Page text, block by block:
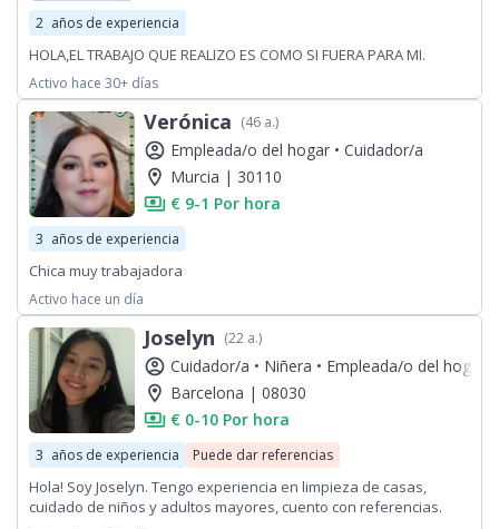
2 años de experiencia
HOLA,EL TRABAJO QUE REALIZO ES COMO SI FUERA PARA MI.
Activo hace 30+ días
Verónica (46 a.)
account_circle Empleada/o del hogar • Cuidador/a
location_on Murcia | 30110
payments € 9-1 Por hora
3 años de experiencia
Chica muy trabajadora
Activo hace un día
Joselyn (22 a.)
account_circle Cuidador/a • Niñera • Empleada/o del hogar
location_on Barcelona | 08030
payments € 0-10 Por hora
3 años de experiencia Puede dar referencias
Hola! Soy Joselyn. Tengo experiencia en limpieza de casas,
cuidado de niños y adultos mayores, cuento con referencias.